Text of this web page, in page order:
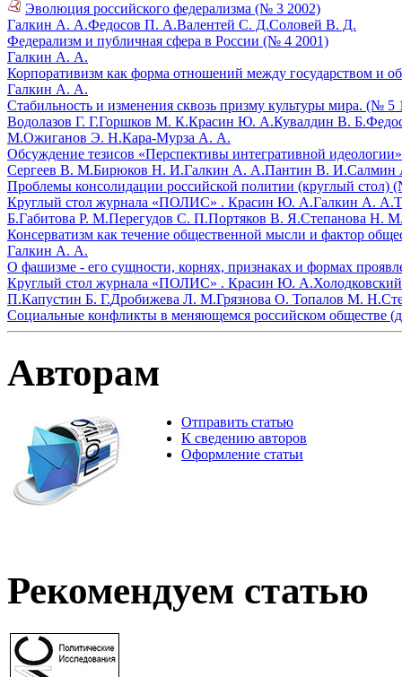
Эволюция российского федерализма (№ 3 2002)
Галкин А. А.Федосов П. А.Валентей С. Д.Соловей В. Д.
Федерализм и публичная сфера в России (№ 4 2001)
Галкин А. А.
Корпоративизм как форма отношений между государством и
Галкин А. А.
Стабильность и изменения сквозь призму культуры мира. (№ 5
Водолазов Г. Г.Горшков М. К.Красин Ю. А.Кувалдин В. Б.
М.Ожиганов Э. Н.Кара-Мурза А. А.
Обсуждение тезисов «Перспективы интегративной
Сергеев В. М.Бирюков Н. И.Галкин А. А.Пантин В. И.Салмин
Проблемы консолидации российской политии (круглый стол)
Круглый стол журнала «ПОЛИС» . Красин Ю. А.Галкин А. А.
Б.Габитова Р. М.Перегудов С. П.Портяков В. Я.Степанова Н.
Консерватизм как течение общественной мысли и фактор
Галкин А. А.
О фашизме - его сущности, корнях, признаках и формах
Круглый стол журнала «ПОЛИС» . Красин Ю. А.
П.Капустин Б. Г.Дробижева Л. М.Грязнова О. Топалов М. Н.
Социальные конфликты в меняющемся российском обществе
Авторам
Отправить статью
К сведению авторов
Оформление статьи
Рекомендуем статью